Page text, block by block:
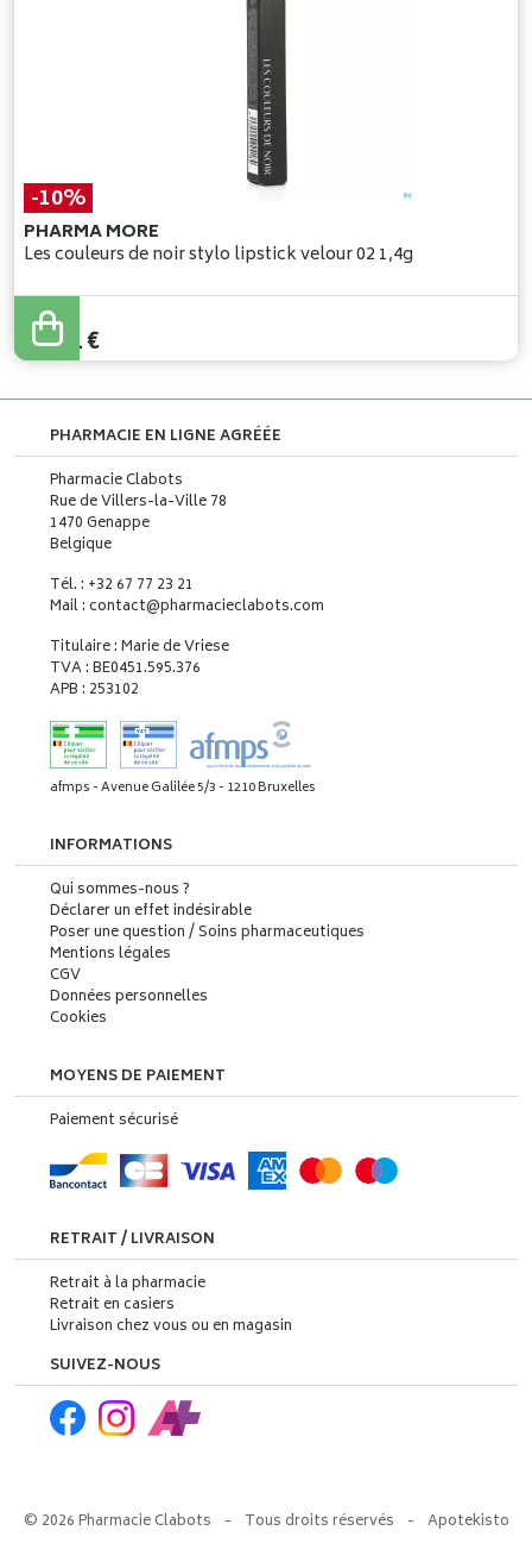
-10%
PHARMA MORE
Les couleurs de noir stylo lipstick velour 02 1,4g
24,90
22,41€
PHARMACIE EN LIGNE AGRÉÉE
Pharmacie Clabots
Rue de Villers-la-Ville 78
1470 Genappe
Belgique
Tél. : +32 67 77 23 21
Mail : contact@pharmacieclabots.com
Titulaire : Marie de Vriese
TVA : BE0451.595.376
APB : 253102
afmps - Avenue Galilée 5/3 - 1210 Bruxelles
INFORMATIONS
Qui sommes-nous ?
Déclarer un effet indésirable
Poser une question / Soins pharmaceutiques
Mentions légales
CGV
Données personnelles
Cookies
MOYENS DE PAIEMENT
Paiement sécurisé
RETRAIT / LIVRAISON
Retrait à la pharmacie
Retrait en casiers
Livraison chez vous ou en magasin
SUIVEZ-NOUS
© 2026 Pharmacie Clabots - Tous droits réservés - Apotekisto